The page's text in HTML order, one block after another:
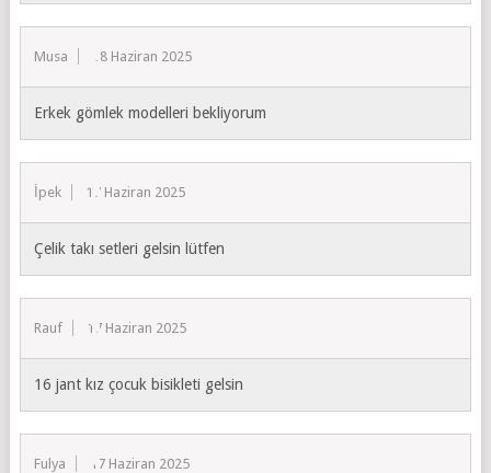
Musa 18 Haziran 2025
Erkek gömlek modelleri bekliyorum
İpek 17 Haziran 2025
Çelik takı setleri gelsin lütfen
Rauf 17 Haziran 2025
16 jant kız çocuk bisikleti gelsin
Fulya 17 Haziran 2025